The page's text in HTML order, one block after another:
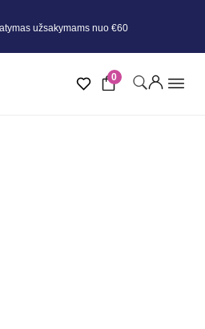
užsakymams nuo €60
0